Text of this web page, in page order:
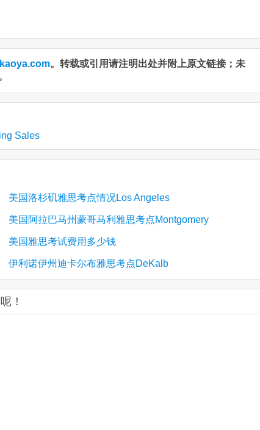
。转载或引用请注明出处并附上原文链接；未
Sales
美国洛杉矶雅思考点情况Los Angeles
美国阿拉巴马州蒙哥马利雅思考点Montgomery
美国雅思考试费用多少钱
伊利诺伊州迪卡尔布雅思考点DeKalb
！